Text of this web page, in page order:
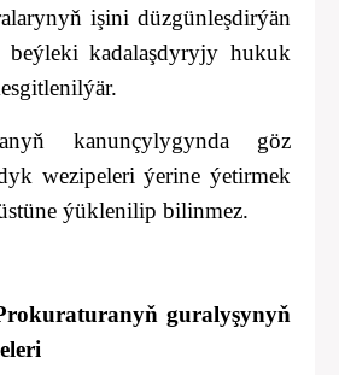
işini düzgünleşdirýän
beýleki kadalaşdyryjy hukuk
kanunçylygynda göz
wezipeleri ýerine ýetirmek
ýüklenilip bilinmez.
guralyşynyň